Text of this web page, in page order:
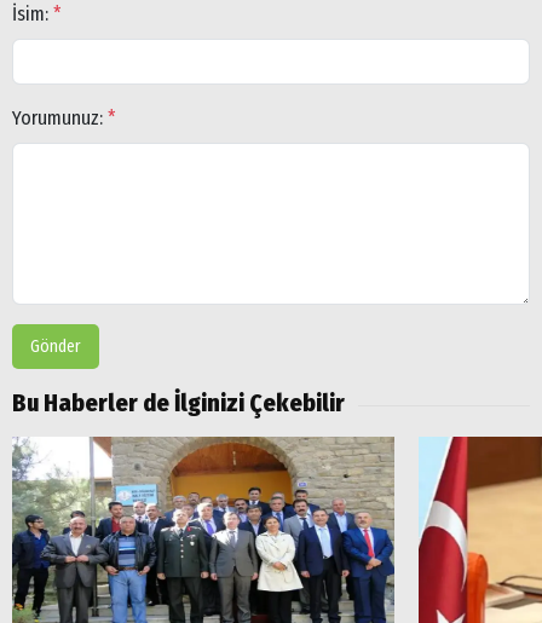
İsim: *
Yorumunuz: *
Gönder
Bu Haberler de İlginizi Çekebilir